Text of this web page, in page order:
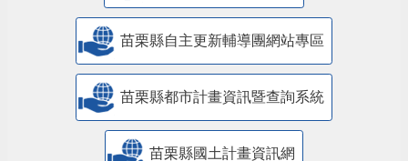
苗栗縣自主更新輔導團網站專區
苗栗縣都市計畫資訊暨查詢系統
苗栗縣國土計畫資訊網